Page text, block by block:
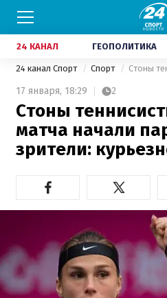
24 КАНАЛ ГЕОПОЛИТИКА
24 канал Спорт Спорт
17 января, 18:29 2
Стоны
матча начали
зрители: